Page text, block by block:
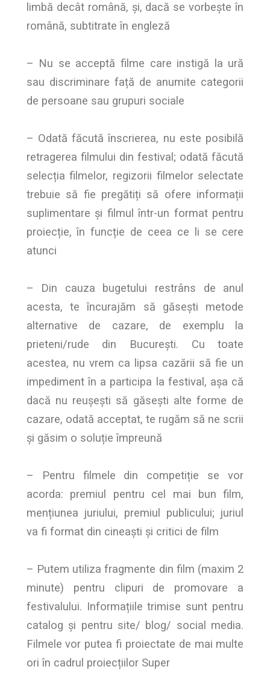
limbă decât română, și, dacă se vorbește în
română, subtitrate în engleză
– Nu se acceptă filme care instigă la ură
sau discriminare față de anumite categorii
de persoane sau grupuri sociale
– Odată făcută înscrierea, nu este posibilă
retragerea filmului din festival; odată făcută
selecția filmelor, regizorii filmelor selectate
trebuie să fie pregătiți să ofere informații
suplimentare și filmul într-un format pentru
proiecție, în funcție de ceea ce li se cere
atunci
– Din cauza bugetului restrâns de anul
acesta, te încurajăm să găsești metode
alternative de cazare, de exemplu la
prieteni/rude din București. Cu toate
acestea, nu vrem ca lipsa cazării să fie un
impediment în a participa la festival, așa că
dacă nu reușești să găsești alte forme de
cazare, odată acceptat, te rugăm să ne scrii
și găsim o soluție împreună
– Pentru filmele din competiție se vor
acorda: premiul pentru cel mai bun film,
mențiunea juriului, premiul publicului; juriul
va fi format din cineaști și critici de film
– Putem utiliza fragmente din film (maxim 2
minute) pentru clipuri de promovare a
festivalului. Informațiile trimise sunt pentru
catalog și pentru site/ blog/ social media.
Filmele vor putea fi proiectate de mai multe
ori în cadrul proiecțiilor Super